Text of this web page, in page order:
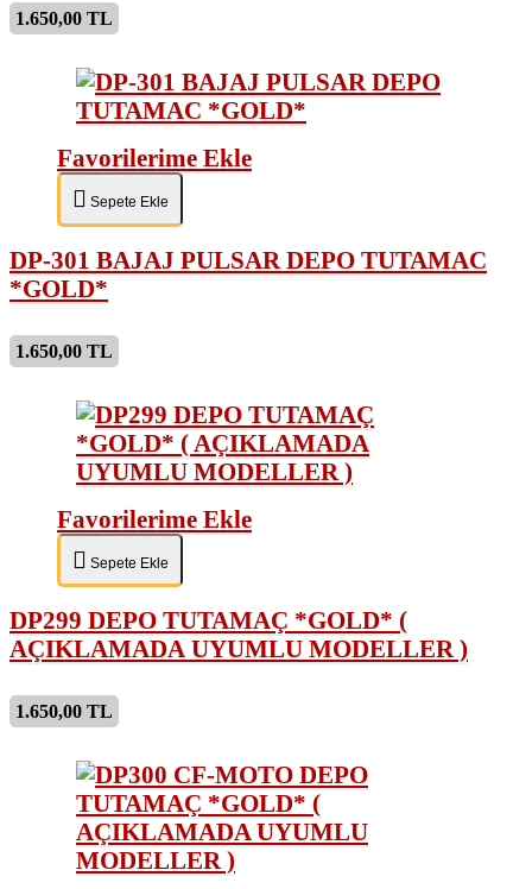
1.650,00 TL
Favorilerime Ekle
Sepete Ekle
DP-301 BAJAJ PULSAR DEPO TUTAMAC
*GOLD*
1.650,00 TL
Favorilerime Ekle
Sepete Ekle
DP299 DEPO TUTAMAÇ *GOLD* (
AÇIKLAMADA UYUMLU MODELLER )
1.650,00 TL